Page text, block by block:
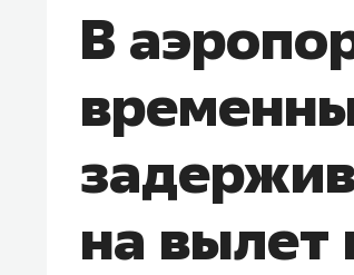
В
на вылет